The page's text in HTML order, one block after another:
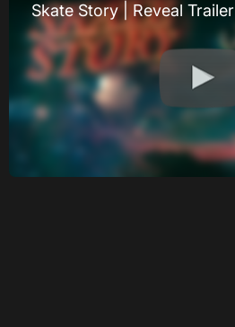
Skate Story | Reveal Trailer